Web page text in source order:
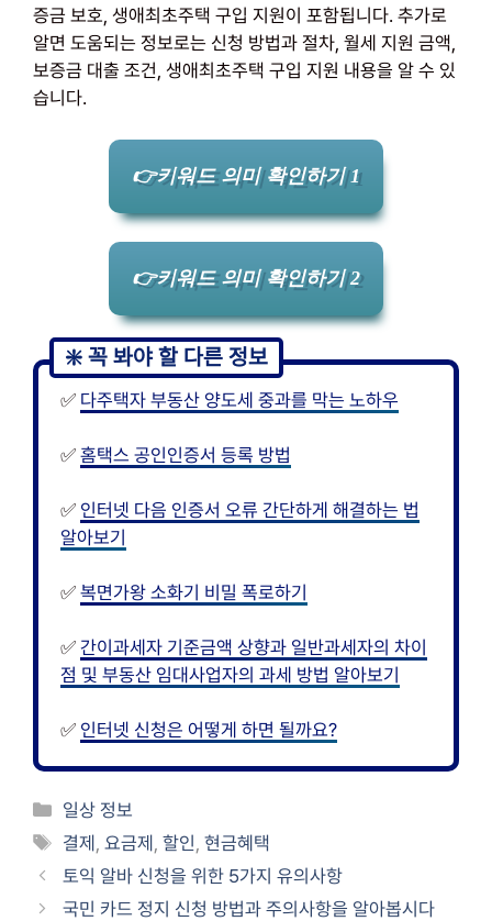
증금 보호, 생애최초주택 구입 지원이 포함됩니다. 추가로
알면 도움되는 정보로는 신청 방법과 절차, 월세 지원 금액,
보증금 대출 조건, 생애최초주택 구입 지원 내용을 알 수 있
습니다.
👉키워드 의미 확인하기 1
👉키워드 의미 확인하기 2
✅ 다주택자 부동산 양도세 중과를 막는 노하우
✅ 홈택스 공인인증서 등록 방법
✅ 인터넷 다음 인증서 오류 간단하게 해결하는 법
알아보기
✅ 복면가왕 소화기 비밀 폭로하기
✅ 간이과세자 기준금액 상향과 일반과세자의 차이
점 및 부동산 임대사업자의 과세 방법 알아보기
✅ 인터넷 신청은 어떻게 하면 될까요?
카
테
리
일상 정보
태
그
결제 ,요금제 ,할인 ,현금혜택
토익 알바 신청을 위한 5가지 유의사항
국민 카드 정지 신청 방법과 주의사항을 알아봅시다